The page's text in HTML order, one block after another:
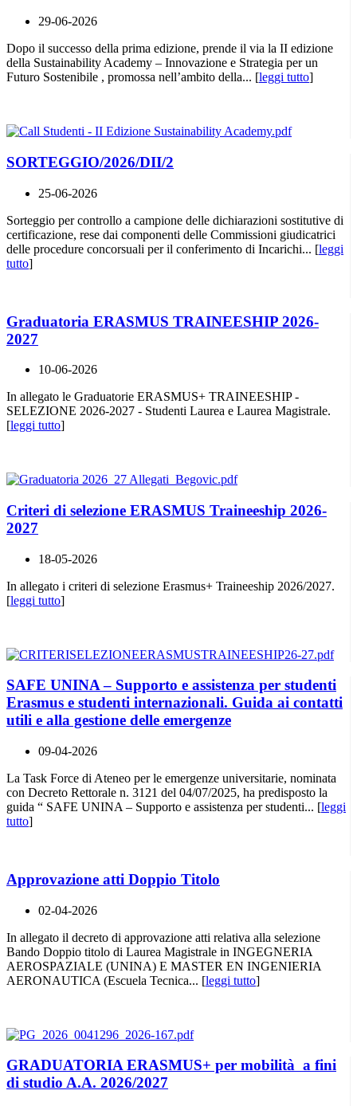
29-06-2026
Dopo il successo della prima edizione, prende il via la II edizione
della Sustainability Academy – Innovazione e Strategia per un
Futuro Sostenibile , promossa nell’ambito della... [leggi tutto]
SORTEGGIO/2026/DII/2
25-06-2026
Sorteggio per controllo a campione delle dichiarazioni sostitutive di
certificazione, rese dai componenti delle Commissioni giudicatrici
delle procedure concorsuali per il conferimento di Incarichi... [leggi
tutto]
Graduatoria ERASMUS TRAINEESHIP 2026-
2027
10-06-2026
In allegato le Graduatorie ERASMUS+ TRAINEESHIP -
SELEZIONE 2026-2027 - Studenti Laurea e Laurea Magistrale.
[leggi tutto]
Criteri di selezione ERASMUS Traineeship 2026-
2027
18-05-2026
In allegato i criteri di selezione Erasmus+ Traineeship 2026/2027.
[leggi tutto]
SAFE UNINA – Supporto e assistenza per studenti
Erasmus e studenti internazionali. Guida ai contatti
utili e alla gestione delle emergenze
09-04-2026
La Task Force di Ateneo per le emergenze universitarie, nominata
con Decreto Rettorale n. 3121 del 04/07/2025, ha predisposto la
guida “ SAFE UNINA – Supporto e assistenza per studenti... [leggi
tutto]
Approvazione atti Doppio Titolo
02-04-2026
In allegato il decreto di approvazione atti relativa alla selezione
Bando Doppio titolo di Laurea Magistrale in INGEGNERIA
AEROSPAZIALE (UNINA) E MASTER EN INGENIERIA
AERONAUTICA (Escuela Tecnica... [leggi tutto]
GRADUATORIA ERASMUS+ per mobilità a fini
di studio A.A. 2026/2027